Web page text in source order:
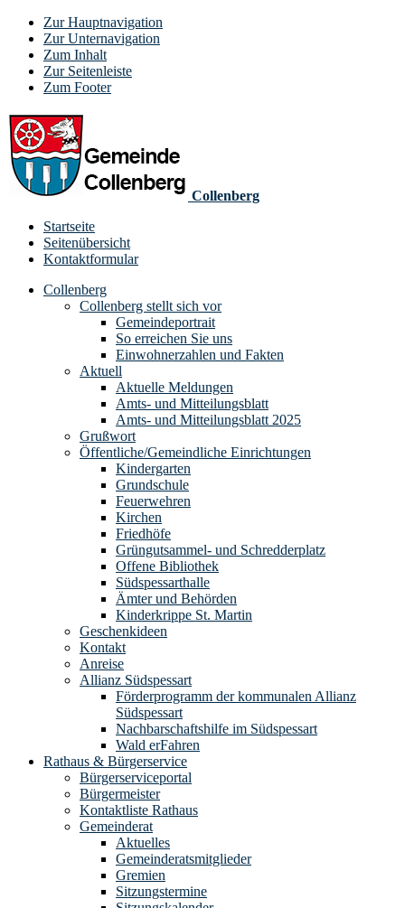
Zur Hauptnavigation
Zur Unternavigation
Zum Inhalt
Zur Seitenleiste
Zum Footer
Collenberg
Startseite
Seitenübersicht
Kontaktformular
Collenberg
Collenberg stellt sich vor
Gemeindeportrait
So erreichen Sie uns
Einwohnerzahlen und Fakten
Aktuell
Aktuelle Meldungen
Amts- und Mitteilungsblatt
Amts- und Mitteilungsblatt 2025
Grußwort
Öffentliche/Gemeindliche Einrichtungen
Kindergarten
Grundschule
Feuerwehren
Kirchen
Friedhöfe
Grüngutsammel- und Schredderplatz
Offene Bibliothek
Südspessarthalle
Ämter und Behörden
Kinderkrippe St. Martin
Geschenkideen
Kontakt
Anreise
Allianz Südspessart
Förderprogramm der kommunalen Allianz
Südspessart
Nachbarschaftshilfe im Südspessart
Wald erFahren
Rathaus & Bürgerservice
Bürgerserviceportal
Bürgermeister
Kontaktliste Rathaus
Gemeinderat
Aktuelles
Gemeinderatsmitglieder
Gremien
Sitzungstermine